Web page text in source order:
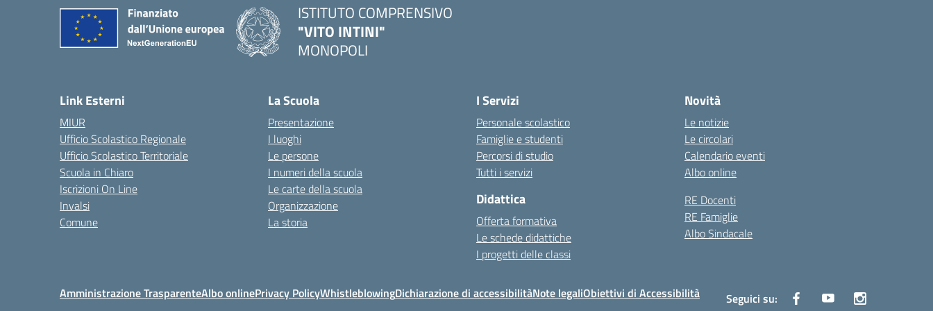
ISTITUTO COMPRENSIVO
"VITO INTINI"
MONOPOLI
Link Esterni
MIUR
Ufficio Scolastico Regionale
Ufficio Scolastico Territoriale
Scuola in Chiaro
Iscrizioni On Line
Invalsi
Comune
La Scuola
Presentazione
I luoghi
Le persone
I numeri della scuola
Le carte della scuola
Organizzazione
La storia
I Servizi
Personale scolastico
Famiglie e studenti
Percorsi di studio
Tutti i servizi
Didattica
Offerta formativa
Le schede didattiche
I progetti delle classi
Novità
Le notizie
Le circolari
Calendario eventi
Albo online
RE Docenti
RE Famiglie
Albo Sindacale
Amministrazione TrasparenteAlbo onlinePrivacy PolicyWhistleblowingDichiarazione di accessibilitàNote legaliObiettivi di Accessibilità Seguici su: